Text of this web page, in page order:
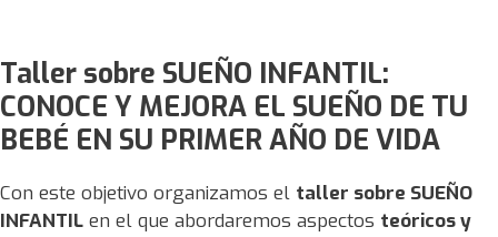
Taller sobre SUEÑO INFANTIL:
CONOCE Y MEJORA EL SUEÑO DE TU
BEBÉ EN SU PRIMER AÑO DE VIDA
Con este objetivo organizamos el taller sobre SUEÑO
INFANTIL en el que abordaremos aspectos teóricos y